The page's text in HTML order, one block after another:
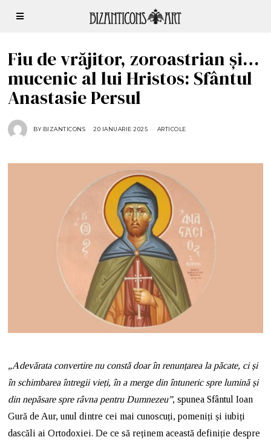
Fiu de vrăjitor, zoroastrian și…
mucenic al lui Hristos: Sfântul
Anastasie Persul
BY BIZANTICONS 20 IANUARIE 2025
U
A
R
I
E
2
0
2
5
ARTICOLE
„Adevărata convertire nu constă doar în renunțarea la păcate, ci și
în schimbarea întregii vieți, în a merge din întuneric spre lumină și
din nepăsare spre râvna pentru Dumnezeu”, spunea Sfântul Ioan
Gură de Aur, unul dintre cei mai cunoscuți, pomeniți și iubiți
dascăli ai Ortodoxiei. De ce să reținem această definiție despre